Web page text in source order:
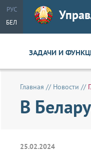
РУС
БЕЛ
ЗАДАЧИ И
Главная // Новости //
В
25.02.2024